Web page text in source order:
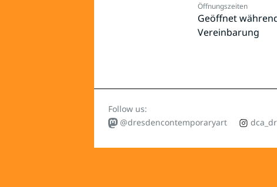
Öffnungszeiten
Geöffnet
Vereinbarung
Follow us:
@dresdencontemporaryart